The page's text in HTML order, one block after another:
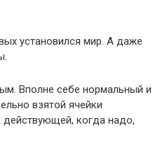
установился мир. А даже
Вполне себе нормальный и
взятой ячейки
когда надо,